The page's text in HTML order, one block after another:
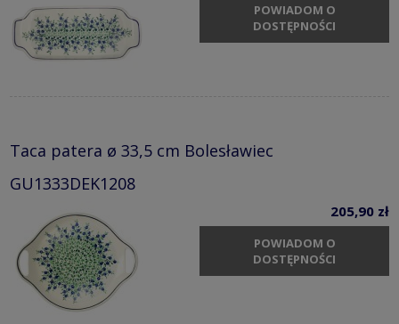
POWIADOM O
DOSTĘPNOŚCI
Taca patera ø 33,5 cm Bolesławiec
GU1333DEK1208
205,90 zł
POWIADOM O
DOSTĘPNOŚCI